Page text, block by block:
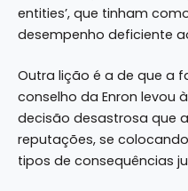
entities’, que tinham
desempenho deficiente
Outra lição é a de que a
conselho da Enron levou
decisão desastrosa que
reputações, se
tipos de consequências